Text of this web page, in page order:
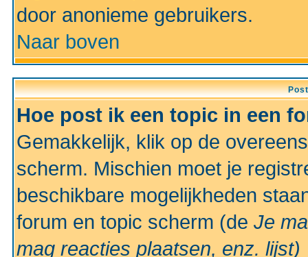
door anonieme gebruikers.
Naar boven
Hoe post ik een topic in een
Gemakkelijk, klik op de
scherm. Mischien moet je
beschikbare mogelijkheden
forum en topic scherm (de Je
mag reacties plaatsen, enz. lijst)